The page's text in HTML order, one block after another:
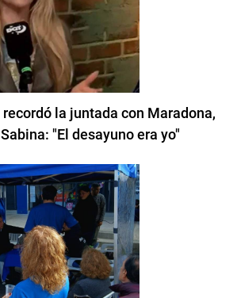
la juntada con Maradona,
"El desayuno era yo"